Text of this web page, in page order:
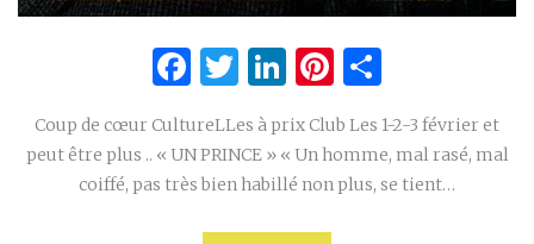
Facebook
Twitter
LinkedIn
Pinterest
Coup de cœur CultureLLes à prix Club Les 1-2-3 février et
peut être plus .. « UN PRINCE » « Un homme, mal rasé, mal
coiffé, pas très bien habillé non plus, se tient…